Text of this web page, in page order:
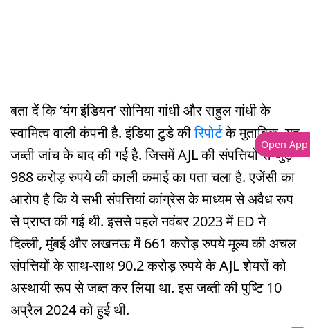
बता दें कि ‘यंग इंडियन’ सोनिया गांधी और राहुल गांधी के
स्वामित्व वाली कंपनी है. इंडिया टुडे कीरिपोर्टके मुताबिक, यह
जब्ती जांच के बाद की गई है. जिसमें AJL की संपत्तियों से जुड़े
988 करोड़ रुपये की काली कमाई का पता चला है. एजेंसी का
आरोप है कि ये सभी संपत्तियां कांग्रेस के माध्यम से अवैध रूप
से प्राप्त की गई थी. इससे पहले नवंबर 2023 में ED ने
दिल्ली, मुंबई और लखनऊ में 661 करोड़ रुपये मूल्य की अचल
संपत्तियों के साथ-साथ 90.2 करोड़ रुपये के AJL शेयरों को
अस्थायी रूप से जब्त कर लिया था. इस जब्ती की पुष्टि 10
अप्रैल 2024 को हुई थी.
Open App